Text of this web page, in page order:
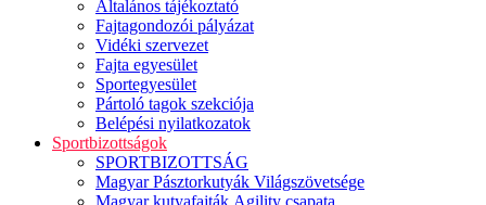
Általános tájékoztató
Fajtagondozói pályázat
Vidéki szervezet
Fajta egyesület
Sportegyesület
Pártoló tagok szekciója
Belépési nyilatkozatok
Sportbizottságok
SPORTBIZOTTSÁG
Magyar Pásztorkutyák Világszövetsége
Magyar kutyafajták Agility csapata